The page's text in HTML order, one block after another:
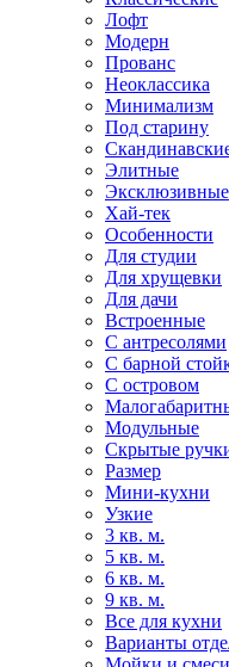
Лофт
Модерн
Прованс
Неоклассика
Минимализм
Под старину
Элитные
Эксклюзивные
Хай-тек
Особенности
Для студии
Для хрущевки
Для дачи
Встроенные
С антресолями
С барной
С островом
Модульные
Скрытые
Размер
Мини-кухни
Узкие
3 кв. м.
5 кв. м.
6 кв. м.
9 кв. м.
Все для кухни
Варианты